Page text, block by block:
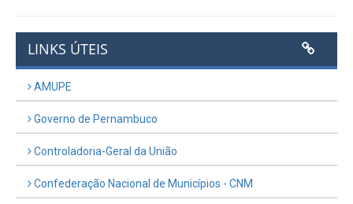
LINKS ÚTEIS
AMUPE
Governo de Pernambuco
Controladoria-Geral da União